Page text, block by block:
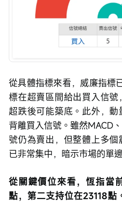
從具體指標來看，威廉指標
標在超賣區間給出買入信
超跌後可能築底。此外，
背離買入信號。雖然MACD
號仍為賣出，但整體上多
已非常集中，暗示市場的單
從關鍵價位來看，恆指當
點，第二支持位在23118點